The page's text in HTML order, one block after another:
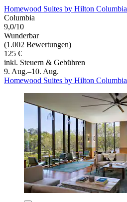
Homewood Suites by Hilton Columbia
Columbia
9,0/10
Wunderbar
(1.002 Bewertungen)
125 €
inkl. Steuern & Gebühren
9. Aug.–10. Aug.
Homewood Suites by Hilton Columbia